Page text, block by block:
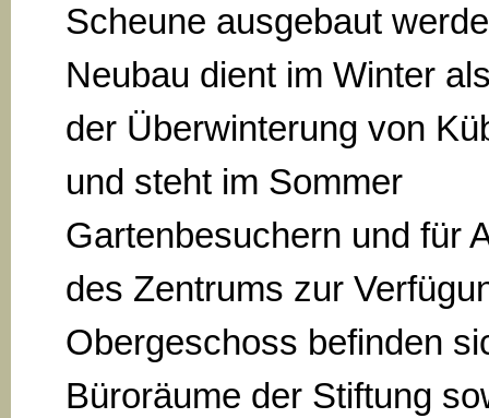
Scheune ausgebaut
Neubau dient im Winter
der Überwinterung von
und steht im Sommer
Gartenbesuchern und für
des Zentrums zur
Obergeschoss befinden
Büroräume der Stiftung